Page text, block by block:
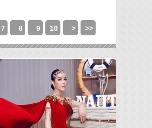
7 8 9 10 > >>